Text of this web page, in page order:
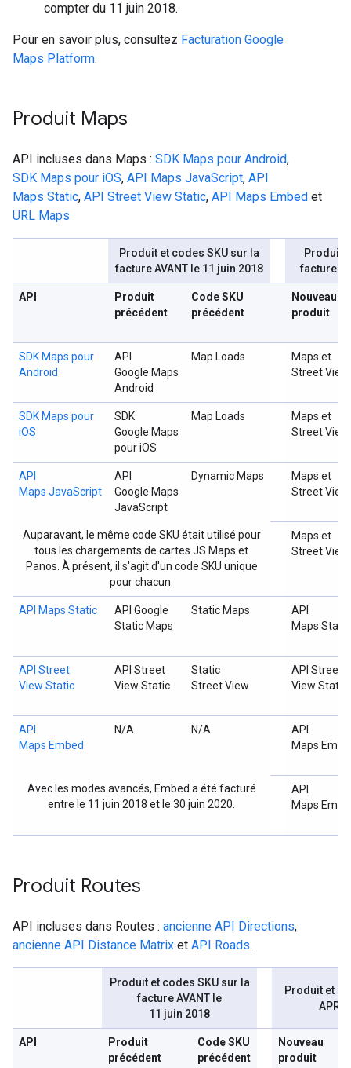
compter du 11 juin 2018.
Pour en savoir plus, consultez Facturation Google
Maps Platform.
Produit Maps
API incluses dans Maps : SDK Maps pour Android,
SDK Maps pour iOS, API Maps JavaScript, API
Maps Static, API Street View Static, API Maps Embed et
URL Maps
Produit et codes SKU sur la
facture AVANT le 11 juin 2018
Produit
facture
API
Produit
précédent
Code SKU
précédent
Nouveau
produit
SDK Maps pour
Android
API
Google Maps
Android
Map Loads
Maps et
Street View
SDK Maps pour
iOS
SDK
Google Maps
pour iOS
Map Loads
Maps et
Street View
API
Maps JavaScript
API
Google Maps
JavaScript
Dynamic Maps
Maps et
Street View
Auparavant, le même code SKU était utilisé pour
tous les chargements de cartes JS Maps et
Panos. À présent, il s'agit d'un code SKU unique
pour chacun.
Maps et
Street View
API Maps Static
API Google
Static Maps
Static Maps
API
Maps Static
API Street
View Static
API Street
View Static
Static
Street View
API Street
View Static
API
Maps Embed
N/A N/A
API
Maps
Avec les modes avancés, Embed a été facturé
entre le 11 juin 2018 et le 30 juin 2020.
API
Maps
Produit Routes
API incluses dans Routes : ancienne API Directions,
ancienne API Distance Matrix et API Roads.
Produit et codes SKU sur la
facture AVANT le
11 juin 2018
Produit et
API
Produit
précédent
Code SKU
précédent
Nouveau
produit